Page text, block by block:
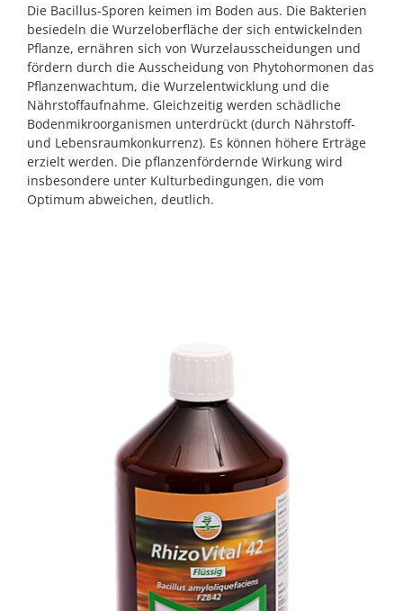
Die Bacillus-Sporen keimen im Boden aus. Die Bakterien
besiedeln die Wurzeloberfläche der sich entwickelnden
Pflanze, ernähren sich von Wurzelausscheidungen und
fördern durch die Ausscheidung von Phytohormonen das
Pflanzenwachtum, die Wurzelentwicklung und die
Nährstoffaufnahme. Gleichzeitig werden schädliche
Bodenmikroorganismen unterdrückt (durch Nährstoff-
und Lebensraumkonkurrenz). Es können höhere Erträge
erzielt werden. Die pflanzenfördernde Wirkung wird
insbesondere unter Kulturbedingungen, die vom
Optimum abweichen, deutlich.